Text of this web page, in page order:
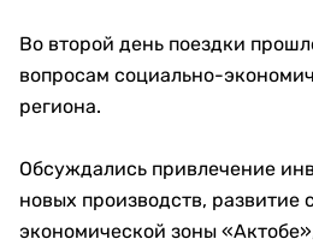
Во второй день поездки
вопросам социально-
региона.
Обсуждались привлечение
новых производств, развитие
экономической зоны